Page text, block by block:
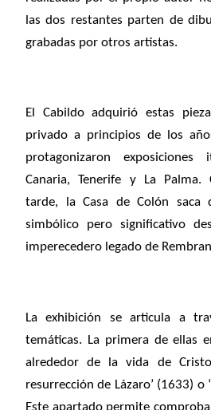
las dos restantes parten de
grabadas por otros artistas.
El Cabildo adquirió estas
privado a principios de los
protagonizaron
Canaria, Tenerife y La Palma.
tarde, la Casa de Colón
simbólico pero significativo
imperecedero legado de
La exhibición se articula a
temáticas. La primera de ellas
alrededor de la vida de
resurrección de Lázaro’ (1633) o
Este apartado permite